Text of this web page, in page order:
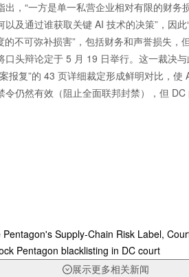
，“一方是单一私营企业相对有限的财务
及通过谁获取关键 AI 技术的决策”，因
不可弥补损害”，包括财务和声誉损失，
口头辩论定于 5 月 19 日举行。这一裁决
报复”的 43 页详细裁定形成鲜明对比，
仍然有效（阻止全面联邦封禁），但 DC
Supply-Chain Risk Label,
Pentagon blacklisting in DC court
展示更多相关新闻